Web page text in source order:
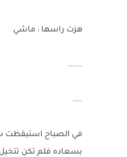
هزت راسها : ماشي
......
....
في الصباح استيقظت
بسعاده فلم تكن